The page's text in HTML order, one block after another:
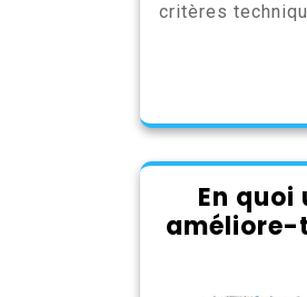
critères
En
améliore-